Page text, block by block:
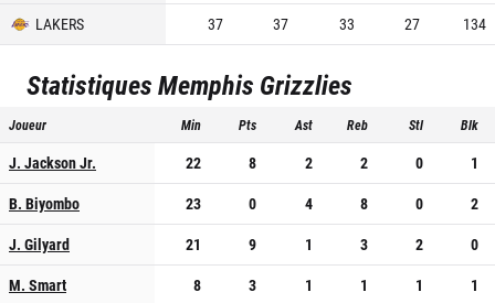
LAKERS
37 37 33 27 134
StatistiquesMemphis Grizzlies
Joueur Min Pts Ast Reb Stl Blk
J. Jackson Jr. 22 8 2 2 0
1
B. Biyombo
23 0 4 8 0
2
J. Gilyard
21 9 1 3 2
0
M. Smart
8 3 1 1 1
1